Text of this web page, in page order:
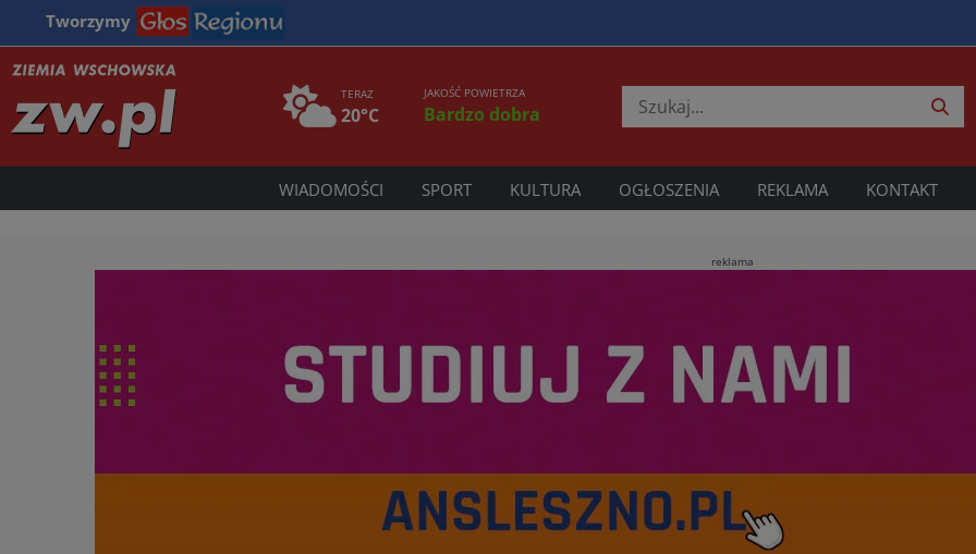
Tworzymy
TERAZ
20°C
JAKOŚĆ POWIETRZA
Bardzo dobra
WIADOMOŚCI SPORT KULTURA OGŁOSZENIA REKLAMA KONTAKT
reklama